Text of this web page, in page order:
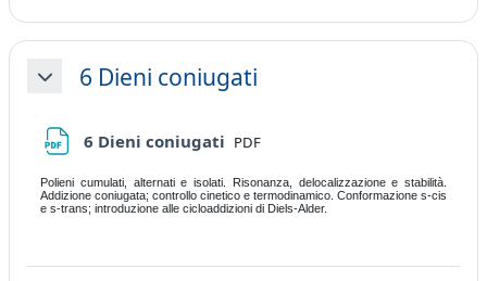
Collapse6 Dieni coniugati
6 Dieni coniugati File
PDF
Polieni cumulati, alternati e isolati. Risonanza, delocalizzazione e stabilità.
Addizione coniugata; controllo cinetico e termodinamico. Conformazione s-cis
e s-trans; introduzione alle cicloaddizioni di Diels-Alder.